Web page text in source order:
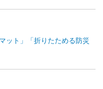
ット」「折りたためる防災